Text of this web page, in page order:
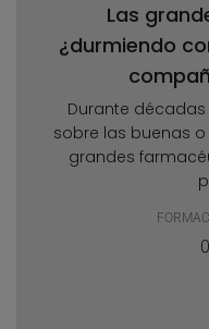
Las
¿durmiendo
Durante
sobre las buenas
grandes